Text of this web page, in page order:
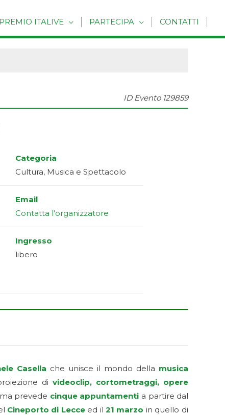
PREMIO ITALIVE PARTECIPA CONTATTI
ID Evento 129859
Categoria
Cultura, Musica e Spettacolo
Email
Contatta l'organizzatore
Ingresso
libero
Casella che unisce il mondo della musica
di videoclip, cortometraggi, opere
prevede cinque appuntamenti a partire dal
Cineporto di Lecceed il21 marzo in quello di